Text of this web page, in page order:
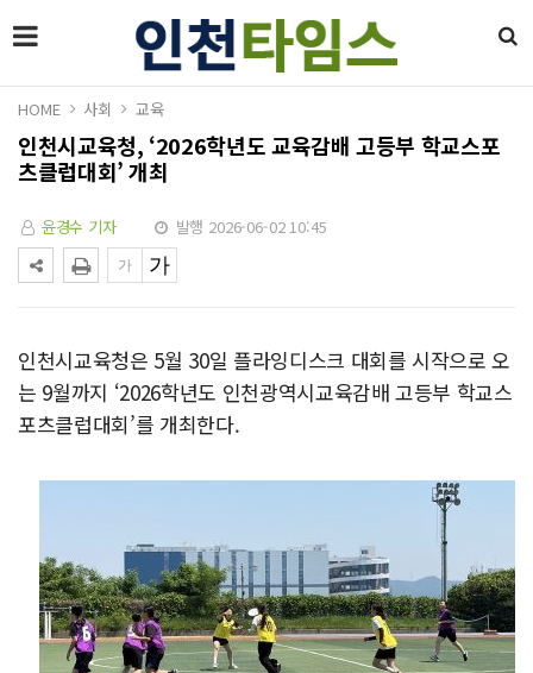
HOME 사회 교육
인천시교육청, ‘2026학년도 교육감배 고등부 학교스포
츠클럽대회’ 개최
윤경수 기자 발행 2026-06-02 10:45
인천시교육청은 5월 30일 플라잉디스크 대회를 시작으로 오
는 9월까지 ‘2026학년도 인천광역시교육감배 고등부 학교스
포츠클럽대회’를 개최한다.